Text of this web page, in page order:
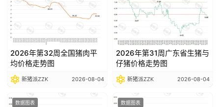
2026年第32周全国猪肉平
均价格走势图
新猪派ZZK 2026-08-04
2026年第31周广东省生猪与
仔猪价格走势图
新猪派ZZK 2026-08-04
数据图表 数据图表